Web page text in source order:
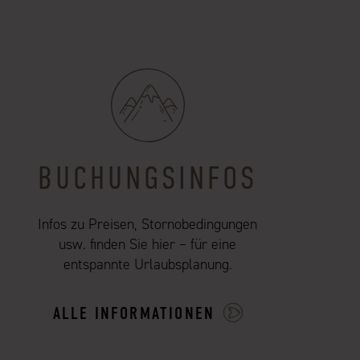
BUCHUNGSINFOS
Infos zu Preisen, Stornobedingungen
usw. finden Sie hier – für eine
entspannte Urlaubsplanung.
ALLE INFORMATIONEN